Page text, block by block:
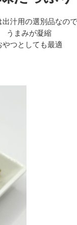
出汁用の選別品なので
うまみが凝縮
やつとしても最適